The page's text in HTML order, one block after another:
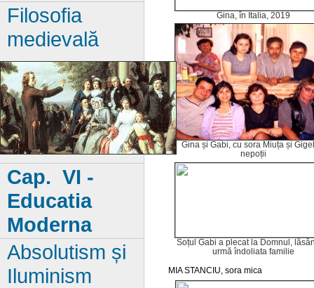
Gina, în Italia, 2019
Gina și Gabi, cu sora Miuța și
nepoții
Soțul Gabi a plecat la Domnul,
urmă îndoliata familie
MIA STANCIU, sora mica
Filosofia
medievală
Cap. VI -
Educatia
Moderna
Absolutism și
Iluminism